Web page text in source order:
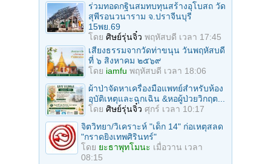
ร่วมทอดกฐินสมทบทุนสร้างอุโบสถ วัด
สุพีรอนวนาราม จ.ปราจีนบุรี
15พย.69
โดย ศิษย์รุ่นจิ๋ว พฤหัสบดี เวลา 17:45
เสียงธรรมจากวัดท่าขนุน วันพฤหัสบดี
ที่ ๖ สิงหาคม ๒๕๖๙
โดย iamfu พฤหัสบดี เวลา 18:06
ผ้าป่าจัดหาเครื่องมือแพทย์สำหรับห้อง
อุบัติเหตุและฉุกเฉิน &หอผู้ป่วยวิกฤต...
โดย ศิษย์รุ่นจิ๋ว ศุกร์ เวลา 10:17
จิตวิทยา/วิเคราะห์ "เด็ก 14" ก่อเหตุสลด
"กราดยิงเทพศิรินทร์"
โดย ยะธาพุทโมนะ เมื่อวาน เวลา
08:15